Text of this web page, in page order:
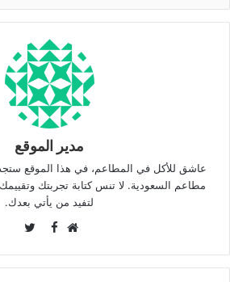
مدير الموقع
عاشق للأكل في المطاعم، في هذا الموقع
مطاعم السعودية. لا تنس كتابة تجربتك
لتفيد من يأتي بعدك.